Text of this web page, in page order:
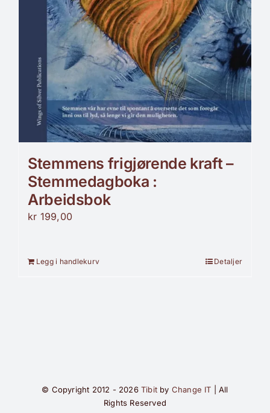
Stemmens frigjørende kraft –
Stemmedagboka :
Arbeidsbok
kr 199,00
Legg i handlekurv Detaljer
© Copyright 2012 - 2026 Tibitby Change IT | All
Rights Reserved